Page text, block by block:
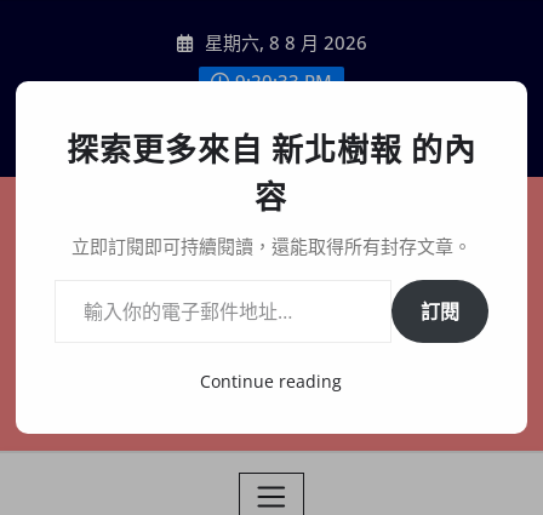
content
星期六, 8 8 月 2026
9:20:34 PM
聯絡我們
新北樹報
在地、記憶、連結、創生
探索更多來自 新北樹報 的內
容
立即訂閱即可持續閱讀，還能取得所有封存文章。
訂閱
Continue reading